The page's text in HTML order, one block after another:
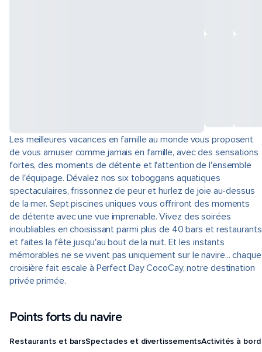
Les meilleures vacances en famille au monde vous proposent
de vous amuser comme jamais en famille, avec des sensations
fortes, des moments de détente et l'attention de l'ensemble
de l'équipage. Dévalez nos six toboggans aquatiques
spectaculaires, frissonnez de peur et hurlez de joie au-dessus
de la mer. Sept piscines uniques vous offriront des moments
de détente avec une vue imprenable. Vivez des soirées
inoubliables en choisissant parmi plus de 40 bars et restaurants
et faites la fête jusqu'au bout de la nuit. Et les instants
mémorables ne se vivent pas uniquement sur le navire... chaque
croisière fait escale à Perfect Day CocoCay, notre destination
privée primée.
Points forts du navire
Restaurants et barsSpectacles et divertissementsActivités à bord